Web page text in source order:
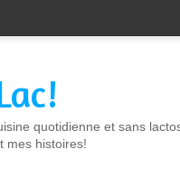
quotidienne et sans
mes histoires!